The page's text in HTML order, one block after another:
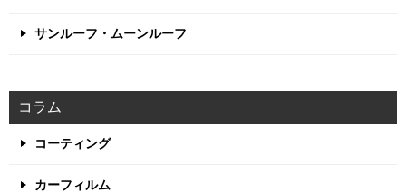
サンルーフ・ムーンルーフ
コラム
コーティング
カーフィルム